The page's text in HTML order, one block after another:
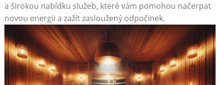
a širokou nabídku služeb, které vám pomohou načerpat
novou energii a zažít zasloužený odpočinek.